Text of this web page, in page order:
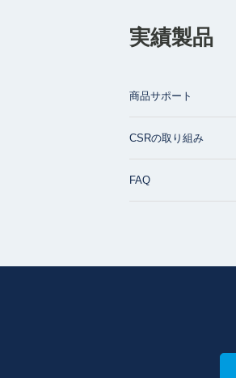
実績製品
商品サポート
CSRの取り組み
FAQ